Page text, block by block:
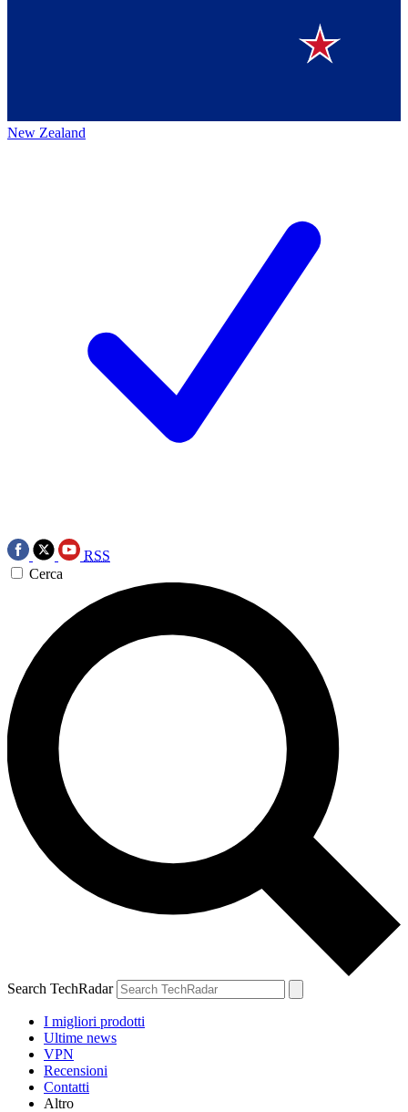
New Zealand
RSS
Cerca
Search TechRadar
I migliori prodotti
Ultime news
VPN
Recensioni
Contatti
Altro